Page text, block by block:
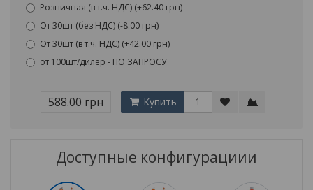
Розничная (в т.ч. НДС) (+62.40 грн)
От 30шт (без НДС) (-8.00 грн)
От 30шт (в т.ч. НДС) (+42.00 грн)
от 100шт/дилер - ПО ЗАПРОСУ
588.00 грн Купить
Доступные конфигурациии